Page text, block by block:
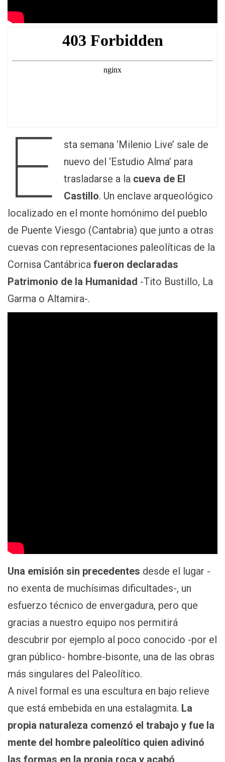
E
sta semana ‘Milenio Live’ sale de
nuevo del ‘Estudio Alma’ para
trasladarse a la cueva de El
Castillo. Un enclave arqueológico
localizado en el monte homónimo del pueblo
de Puente Viesgo (Cantabria) que junto a otras
cuevas con representaciones paleolíticas de la
Cornisa Cantábrica fueron declaradas
Patrimonio de la Humanidad -Tito Bustillo, La
Garma o Altamira-.
Una emisión sin precedentes desde el lugar -
no exenta de muchísimas dificultades-, un
esfuerzo técnico de envergadura, pero que
gracias a nuestro equipo nos permitirá
descubrir por ejemplo al poco conocido -por el
gran público- hombre-bisonte, una de las obras
más singulares del Paleolítico.
A nivel formal es una escultura en bajo relieve
que está embebida en una estalagmita. La
propia naturaleza comenzó el trabajo y fue la
mente del hombre paleolítico quien adivinó
las formas en la propia roca y acabó